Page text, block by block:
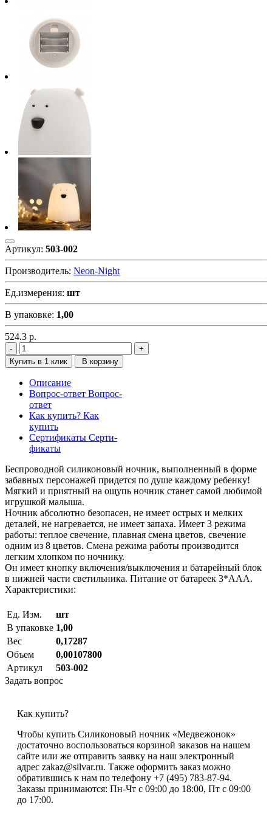
Артикул: 503-002
Производитель: Neon-Night
Ед.измерения: шт
В упаковке: 1,00
524.3 р.
Купить в 1 клик В корзину
Описание
Вопрос-ответ Вопрос-
ответ
Как купить? Как
купить
Сертификаты Серти-
фикаты
Беспроводной силиконовый ночник, выполненный в форме
забавных персонажей придется по душе каждому ребенку!
Мягкий и приятный на ощупь ночник станет самой любимой
игрушкой малыша.
Ночник абсолютно безопасен, не имеет острых и мелких
деталей, не нагревается, не имеет запаха. Имеет 3 режима
работы: теплое свечение, плавная смена цветов, свечение
одним из 8 цветов. Смена режима работы производится
легким хлопком по ночнику.
Он имеет кнопку включения/выключения и батарейный блок
в нижней части светильника. Питание от батареек 3*ААА.
Характеристики:
Ед. Изм.
шт
В упаковке 1,00
Вес
0,17287
Объем
0,00107800
Артикул
503-002
Задать вопрос
Как купить?
Чтобы купить Силиконовый ночник «Медвежонок»
достаточно воспользоваться корзиной заказов на нашем
сайте или же отправить заявку на наш электронный
адрес zakaz@silvar.ru. Также оформить заказ можно
обратившись к нам по телефону +7 (495) 783-87-94.
Заказы принимаются: Пн-Чт с 09:00 до 18:00, Пт с 09:00
до 17:00.